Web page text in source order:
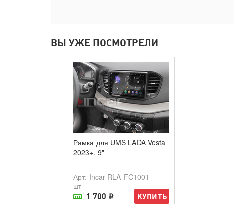
ВЫ УЖЕ ПОСМОТРЕЛИ
В наличии в магазине
Рамка для UMS LADA Vesta
2023+, 9"
Арт: Incar RLA-FC1001
шт
1 700 i КУПИТЬ